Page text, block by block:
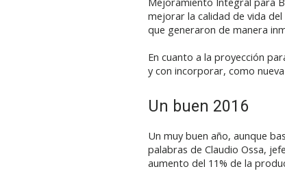
mejorar la calidad de vida
que generaron de manera
En cuanto a la proyección
y con incorporar, como
Un buen 2016
Un muy buen año, aunque
palabras de Claudio Ossa,
aumento del 11% de la